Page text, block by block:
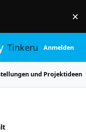
×
TinkerunityAnmelden
und Projektideen